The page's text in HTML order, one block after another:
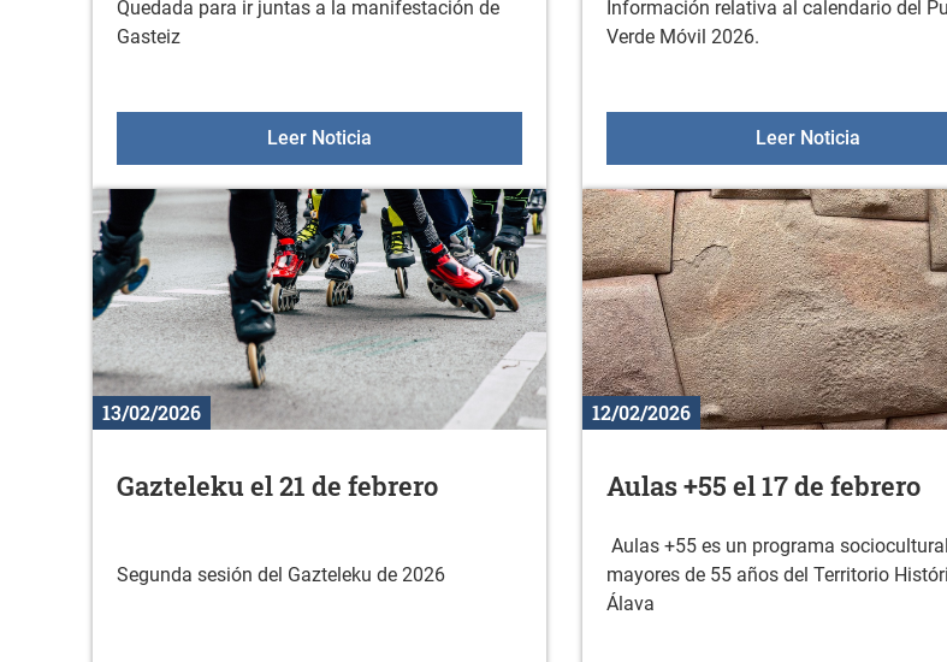
Quedada para ir juntas a la manifestación de
Gasteiz
Leer NoticiaEl 8 de marzo, vamos juntas a Gasteiz!
Información relativa al calendario del
Verde Móvil 2026.
Leer Noticia
13/02/2026
Gazteleku el 21 de febrero
Segunda sesión del Gazteleku de 2026
12/02/2026
Aulas +55 el 17 de febrero
Aulas +55 es un programa
mayores de 55 años del Territorio
Álava